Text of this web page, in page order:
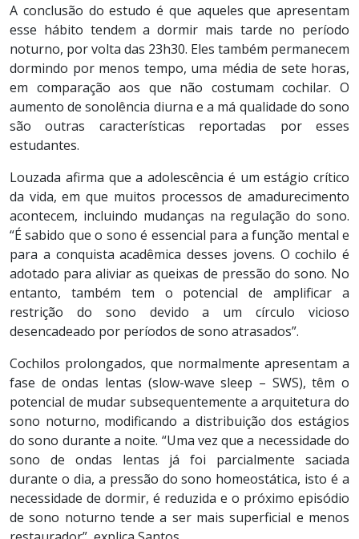
A conclusão do estudo é que aqueles que apresentam
esse hábito tendem a dormir mais tarde no período
noturno, por volta das 23h30. Eles também permanecem
dormindo por menos tempo, uma média de sete horas,
em comparação aos que não costumam cochilar. O
aumento de sonolência diurna e a má qualidade do sono
são outras características reportadas por esses
estudantes.
Louzada afirma que a adolescência é um estágio crítico
da vida, em que muitos processos de amadurecimento
acontecem, incluindo mudanças na regulação do sono.
“É sabido que o sono é essencial para a função mental e
para a conquista acadêmica desses jovens. O cochilo é
adotado para aliviar as queixas de pressão do sono. No
entanto, também tem o potencial de amplificar a
restrição do sono devido a um círculo vicioso
desencadeado por períodos de sono atrasados”.
Cochilos prolongados, que normalmente apresentam a
fase de ondas lentas (slow-wave sleep – SWS), têm o
potencial de mudar subsequentemente a arquitetura do
sono noturno, modificando a distribuição dos estágios
do sono durante a noite. “Uma vez que a necessidade do
sono de ondas lentas já foi parcialmente saciada
durante o dia, a pressão do sono homeostática, isto é a
necessidade de dormir, é reduzida e o próximo episódio
de sono noturno tende a ser mais superficial e menos